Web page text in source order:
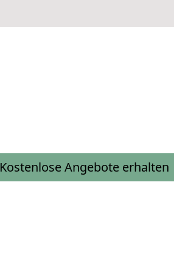
Kostenlose Angebote erhalten